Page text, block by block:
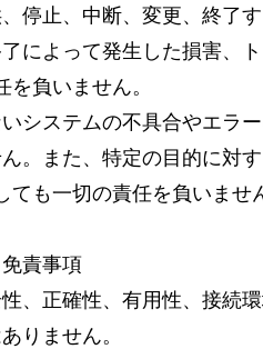
停止、中断、変更、終了
によって発生した損害、
負いません。
システムの不具合やエラ
。また、特定の目的に対
も一切の責任を負いませ
免責事項
、正確性、有用性、接続
りません。